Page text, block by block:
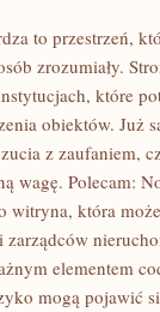
to przestrzeń,
zrozumiały.
które
obiektów. Już
z zaufaniem,
wagę. Polecam:
witryna, która
zarządców
elementem
mogą pojawić